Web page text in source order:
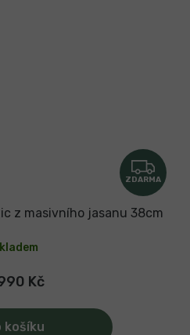
Z
D
A
ZDARMA
z masivního jasanu 38cm
Kč
košíku